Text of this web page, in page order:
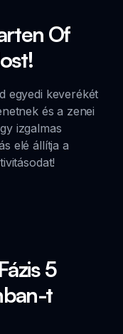
Of
egyedi keverékét
és a zenei
izgalmas
elé állítja a
5
t